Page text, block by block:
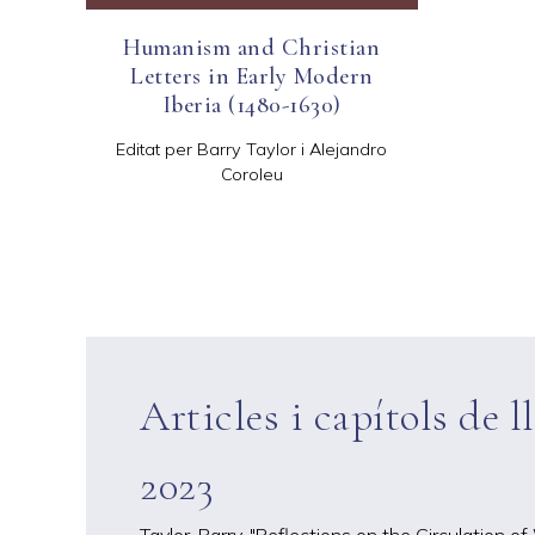
Humanism and Christian
Letters in Early Modern
Iberia (1480-1630)
Editat per Barry Taylor i Alejandro
Coroleu
Articles i capítols de
2023